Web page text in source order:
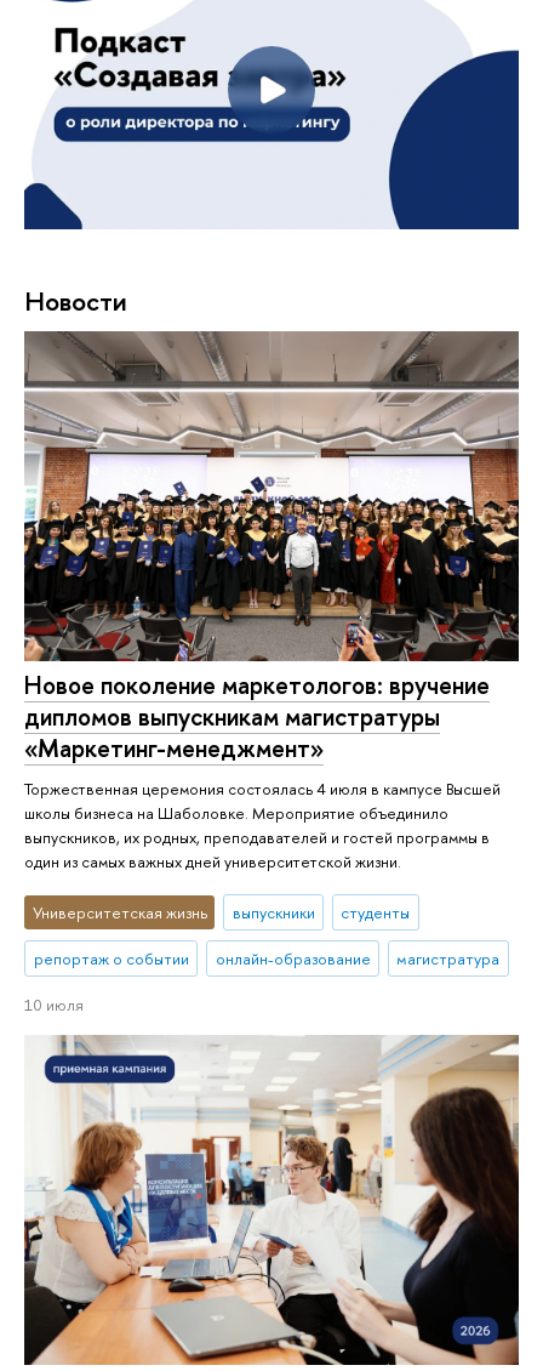
Новости
Новое поколение маркетологов: вручение
дипломов выпускникам магистратуры
«Маркетинг-менеджмент»
Торжественная церемония состоялась 4 июля в кампусе Высшей
школы бизнеса на Шаболовке. Мероприятие объединило
выпускников, их родных, преподавателей и гостей программы в
один из самых важных дней университетской жизни.
Университетская жизнь выпускники студенты
репортаж о событии онлайн-образование магистратура
10 июля